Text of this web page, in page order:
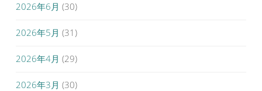
2026年6月 (30)
2026年5月 (31)
2026年4月 (29)
2026年3月 (30)